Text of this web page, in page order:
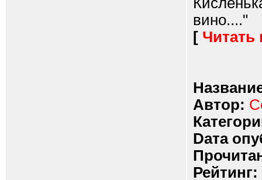
вино...."
[ Читать
Автор:
Dата
Рейтинг: